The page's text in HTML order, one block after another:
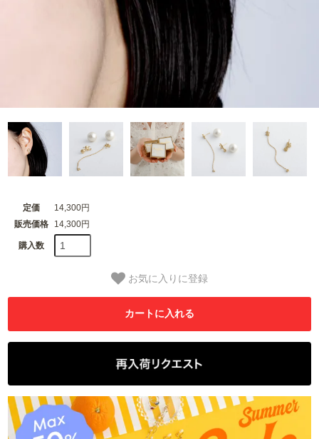
定価
14,300円
販売価格
14,300円
購入数
お気に入りに登録